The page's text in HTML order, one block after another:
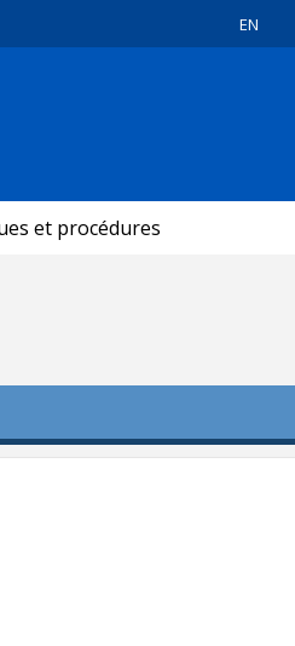
EN
et procédures